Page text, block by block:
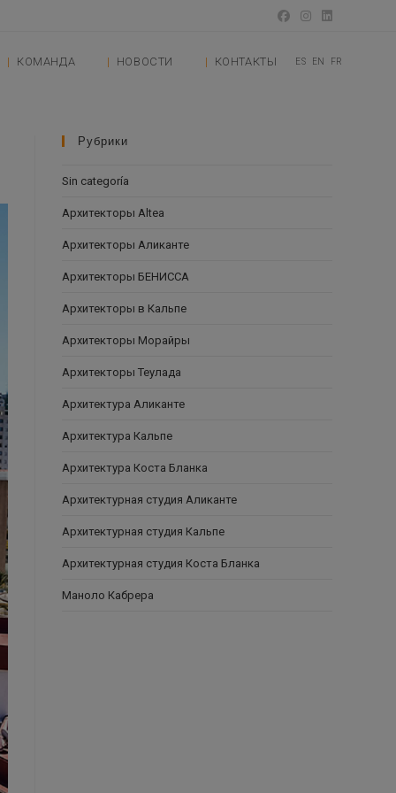
КОМАНДА НОВОСТИ КОНТАКТЫ ES EN FR
Рубрики
Sin categoría
Архитекторы Altea
Архитекторы Аликанте
Архитекторы БЕНИССА
Архитекторы в Кальпе
Архитекторы Морайры
Архитекторы Теулада
Архитектура Аликанте
Архитектура Кальпе
Архитектура Коста Бланка
Архитектурная студия Аликанте
Архитектурная студия Кальпе
Архитектурная студия Коста Бланка
Маноло Кабрера